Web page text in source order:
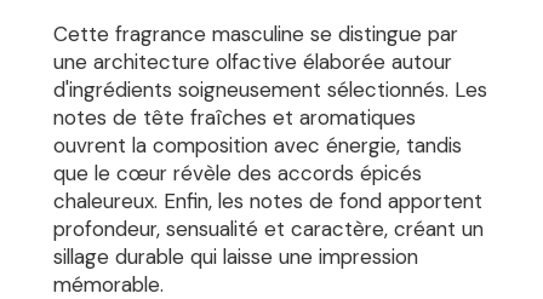
Cette fragrance masculine se distingue par
une architecture olfactive élaborée autour
d'ingrédients soigneusement sélectionnés. Les
notes de tête fraîches et aromatiques
ouvrent la composition avec énergie, tandis
que le cœur révèle des accords épicés
chaleureux. Enfin, les notes de fond apportent
profondeur, sensualité et caractère, créant un
sillage durable qui laisse une impression
mémorable.